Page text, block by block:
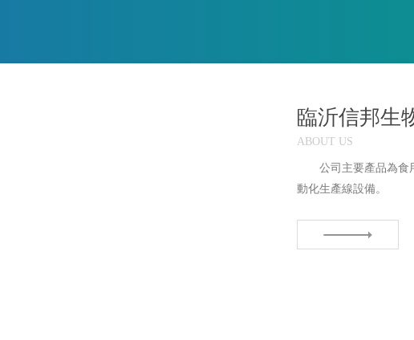
臨沂信邦生
ABOUT US
公司主要產品為食
動化生產線設備。